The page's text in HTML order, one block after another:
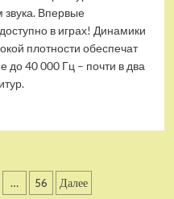
Впервые
в играх! Динамики
плотности обеспечат
до 40 000 Гц – почти в два
… 56 Далее